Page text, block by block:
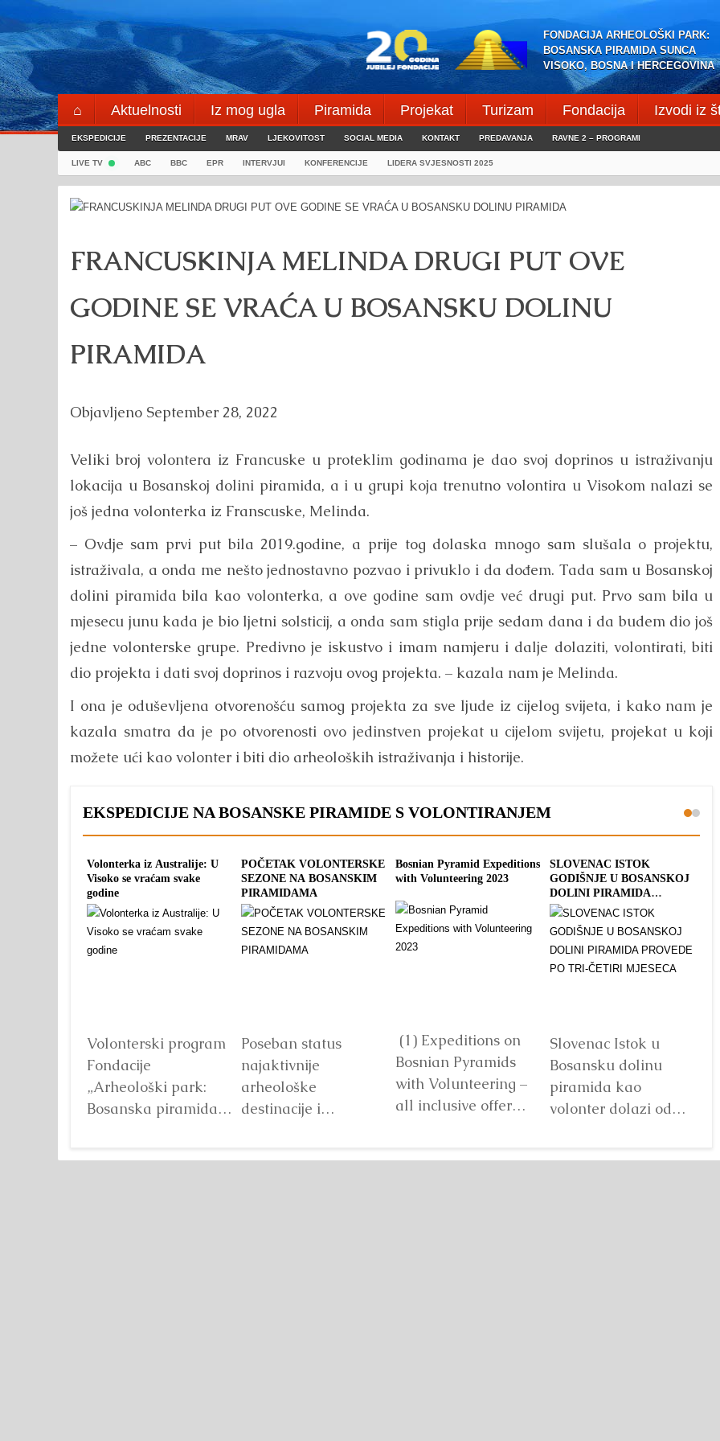
Skip
to
content
FONDACIJA ARHEOLOŠKI PARK:
BOSANSKA PIRAMIDA SUNCA
VISOKO, BOSNA I HERCEGOVINA
⌂ Aktuelnosti Iz mog ugla Piramida Projekat Turizam Fondacija Izvodi iz
Blogeri
⌖
EKSPEDICIJE PREZENTACIJE MRAV LJEKOVITOST SOCIAL MEDIA KONTAKT PREDAVANJA RAVNE 2 – PROGRAMI
LIVE TV ABC BBC EPR INTERVJUI KONFERENCIJE LIDERA SVJESNOSTI 2025
FRANCUSKINJA MELINDA DRUGI PUT OVE
GODINE SE VRAĆA U BOSANSKU DOLINU
PIRAMIDA
Objavljeno September 28, 2022
Veliki broj volontera iz Francuske u proteklim godinama je dao svoj doprinos u istraživanju
lokacija u Bosanskoj dolini piramida, a i u grupi koja trenutno volontira u Visokom nalazi se
još jedna volonterka iz Franscuske, Melinda.
– Ovdje sam prvi put bila 2019.godine, a prije tog dolaska mnogo sam slušala o projektu,
istraživala, a onda me nešto jednostavno pozvao i privuklo i da dođem. Tada sam u Bosanskoj
dolini piramida bila kao volonterka, a ove godine sam ovdje već drugi put. Prvo sam bila u
mjesecu junu kada je bio ljetni solsticij, a onda sam stigla prije sedam dana i da budem dio još
jedne volonterske grupe. Predivno je iskustvo i imam namjeru i dalje dolaziti, volontirati, biti
dio projekta i dati svoj doprinos i razvoju ovog projekta. – kazala nam je Melinda.
I ona je oduševljena otvorenošću samog projekta za sve ljude iz cijelog svijeta, i kako nam je
kazala smatra da je po otvorenosti ovo jedinstven projekat u cijelom svijetu, projekat u koji
možete ući kao volonter i biti dio arheoloških istraživanja i historije.
EKSPEDICIJE NA BOSANSKE PIRAMIDE S VOLONTIRANJEM
Volonterka iz Australije: U
Visoko se vraćam svake
godine
Volonterski program
Fondacije
„Arheološki park:
Bosanska piramida
POČETAK VOLONTERSKE
SEZONE NA BOSANSKIM
PIRAMIDAMA
Poseban status
najaktivnije
arheološke
destinacije i
Bosnian Pyramid Expeditions
with Volunteering 2023
(1) Expeditions on
Bosnian Pyramids
with Volunteering –
all inclusive offer
SLOVENAC ISTOK
GODIŠNJE U BOSANSKOJ
DOLINI PIRAMIDA
PROVEDE PO TRI-ČETIRI
MJESECA
Slovenac Istok u
Bosansku dolinu
piramida kao
volonter dolazi od